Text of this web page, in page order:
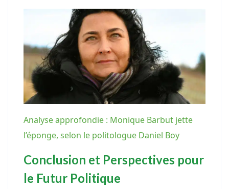
Analyse approfondie : Monique Barbut jette
l’éponge, selon le politologue Daniel Boy
Conclusion et Perspectives pour
le Futur Politique